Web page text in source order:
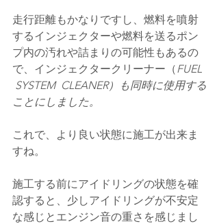
走行距離もかなりですし、燃料を噴射
するインジェクターや燃料を送るポン
プ内の汚れや詰まりの可能性もあるの
で、インジェクタークリーナー（FUEL
SYSTEM  CLEANER）も同時に使用する
ことにしました。
これで、より良い状態に施工が出来ま
すね。
施工する前にアイドリングの状態を確
認すると、少しアイドリングが不安定
な感じとエンジン音の重さを感じまし